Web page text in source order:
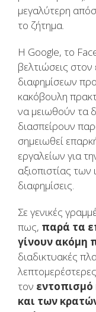
μεγαλύτερη
το ζήτημα.
Η Google, το
βελτιώσεις
διαφημίσεων
κακόβουλη
να μειωθούν τα
διασπείρουν
σημειωθεί
εργαλείων για
αξιοπιστίας
διαφημίσεις.
Σε γενικές
πως, παρά τα
γίνουν
διαδικτυακές
τον
και των